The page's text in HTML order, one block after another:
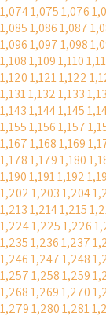
1,0741,0751,076
1,0851,0861,087
1,0961,0971,098
1,1081,1091,110
1,1201,1211,122
1,1311,1321,133
1,1431,1441,145
1,1551,1561,157
1,1671,1681,169
1,1781,1791,180
1,1901,1911,192
1,2021,2031,204
1,2131,2141,215
1,2241,2251,226
1,2351,2361,237
1,2461,2471,248
1,2571,2581,259
1,2681,2691,270
1,2791,2801,281